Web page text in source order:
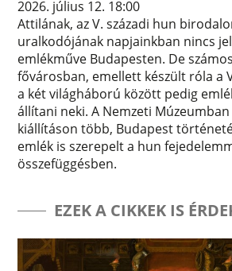
2026. július 12. 18:00
Attilának, az V. századi hun
uralkodójának napjainkban nincs
emlékműve Budapesten. De
fővárosban, emellett készült róla a
a két világháború között pedig
állítani neki. A Nemzeti
kiállításon több, Budapest
emlék is szerepelt a hun
összefüggésben.
EZEK A CIKKEK IS